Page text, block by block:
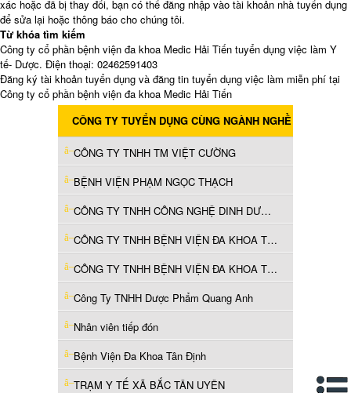
xác hoặc đã bị thay đổi, bạn có thể đăng nhập vào tài khoản nhà tuyển dụng
để sửa lại hoặc thông báo cho chúng tôi.
Từ khóa tìm kiếm
Công ty cổ phần bệnh viện đa khoa Medic Hải Tiến tuyển dụng việc làm Y
tế- Dược. Điện thoại: 02462591403
Đăng ký tài khoản tuyển dụng và đăng tin tuyển dụng việc làm miễn phí tại
Công ty cổ phần bệnh viện đa khoa Medic Hải Tiến
CÔNG TY TUYỂN DỤNG CÙNG NGÀNH NGHỀ
CÔNG TY TNHH TM VIỆT CƯỜNG
BỆNH VIỆN PHẠM NGỌC THẠCH
CÔNG TY TNHH CÔNG NGHỆ DINH DƯỠNG WINCO
CÔNG TY TNHH BỆNH VIỆN ĐA KHOA TƯỜNG TÂM SÀI GÒN
CÔNG TY TNHH BỆNH VIỆN ĐA KHOA TƯỜNG TÂM SÀI GÒN
Công Ty TNHH Dược Phẩm Quang Anh
Nhân viên tiếp đón
Bệnh Viện Đa Khoa Tân Định
TRẠM Y TẾ XÃ BẮC TÂN UYÊN